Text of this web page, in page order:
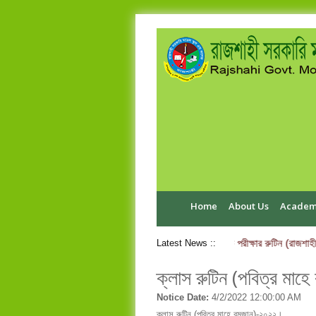
Home About Us
Latest News ::
এইচ.এস.সি পরীক্ষা-২০২৬ ব্যবহারিক পরীক্ষার রুটিন
ক্লাস রুটিন (পবিত্র
Notice Date: 4/2/2022 12:00:00 AM